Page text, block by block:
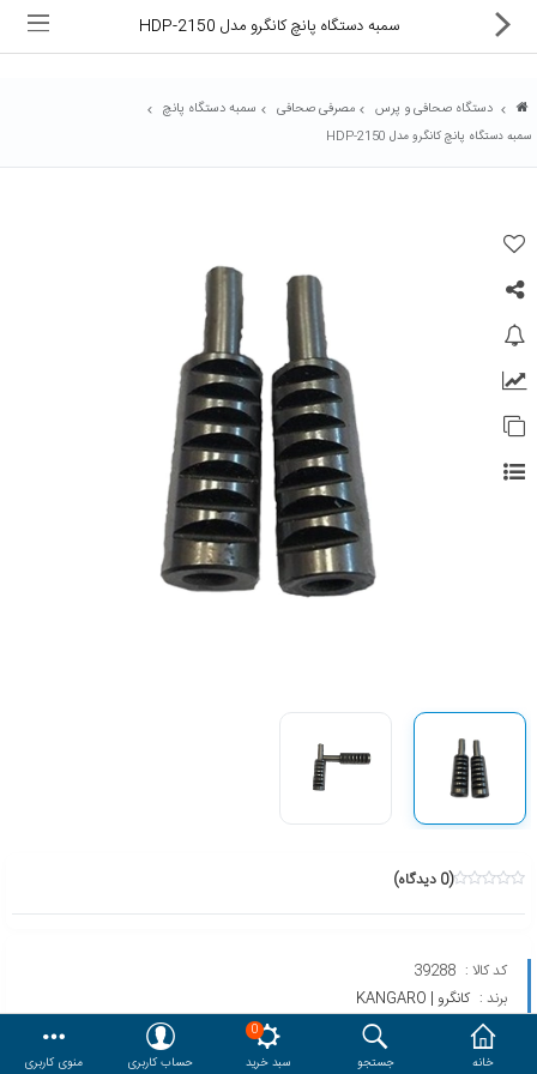
تجهیزات فروشگاهی و بانکی
دستگاه صحافی و پرس
هدایا و ست مدیریتی
مقایسه محصولات مورد علاقه
دسترسی کاربری حساب کاربری
خانه جستجو
0
سبد خرید
حساب کاربری منوی کاربری
سمبه دستگاه پانچ کانگرو مدل HDP-2150
دستگاه صحافی و پرس مصرفی صحافی سمبه دستگاه پانچ
سمبه دستگاه پانچ کانگرو مدل HDP-2150
(0 دیدگاه)
کد کالا :
برند : کانگرو | KANGARO
مدل :